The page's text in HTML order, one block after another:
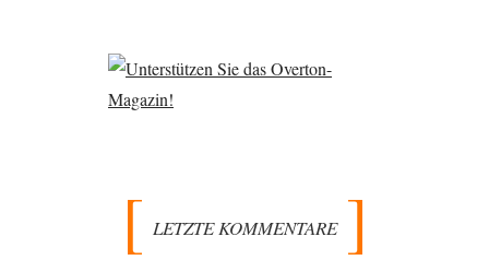
LETZTE KOMMENTARE